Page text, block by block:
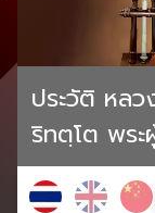
ประวัติ หล
ริทตฺโต พร